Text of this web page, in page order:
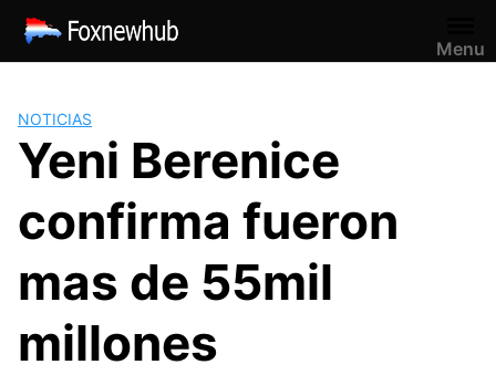
Saltar
contenido
Menu
NOTICIAS
Yeni Berenice
confirma fueron
mas de 55mil
millones